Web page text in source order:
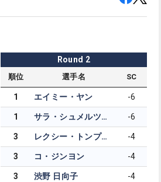
Round 2
順位 選手名 SC
1 エイミー・ヤン -6
1 サラ・シュメルツェル -6
3 レクシー・トンプソン -4
3 コ・ジンヨン -4
3 渋野 日向子 -4